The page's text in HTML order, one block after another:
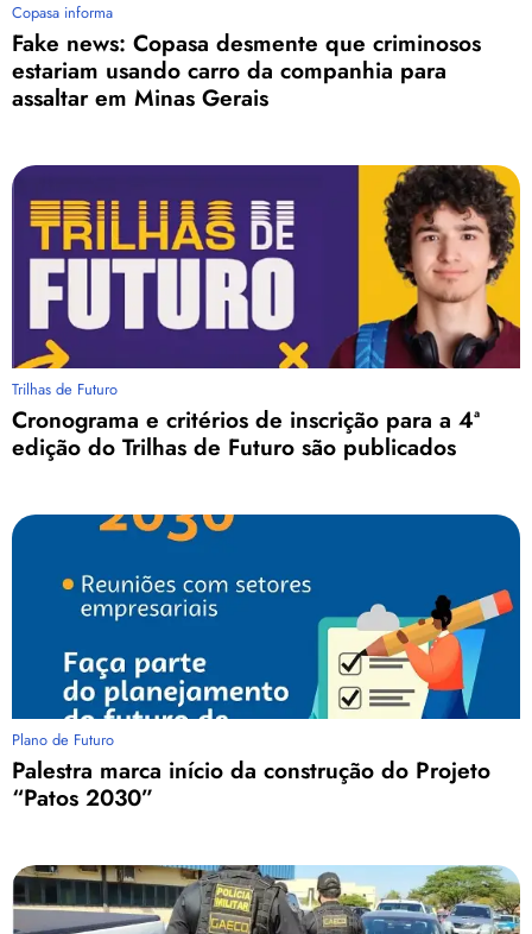
Copasa informa
Fake news: Copasa desmente que criminosos
estariam usando carro da companhia para
assaltar em Minas Gerais
Trilhas de Futuro
Cronograma e critérios de inscrição para a 4ª
edição do Trilhas de Futuro são publicados
Plano de Futuro
Palestra marca início da construção do Projeto
“Patos 2030”